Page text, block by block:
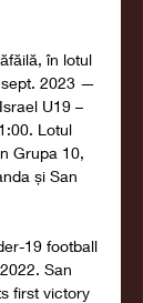
în lotul
sept. 2023 —
U19 –
Lotul
Grupa 10,
și San
19 football
San
first victory